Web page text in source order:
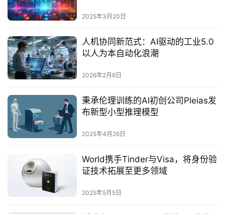
2025年3月20日
人机协同新范式：AI驱动的工业5.0
以人为本自动化浪潮
2026年2月6日
秉承伦理训练的AI初创公司Pleias发
布新型小型推理模型
2025年4月26日
World携手Tinder与Visa，将身份验
证技术拓展至更多领域
2025年5月5日